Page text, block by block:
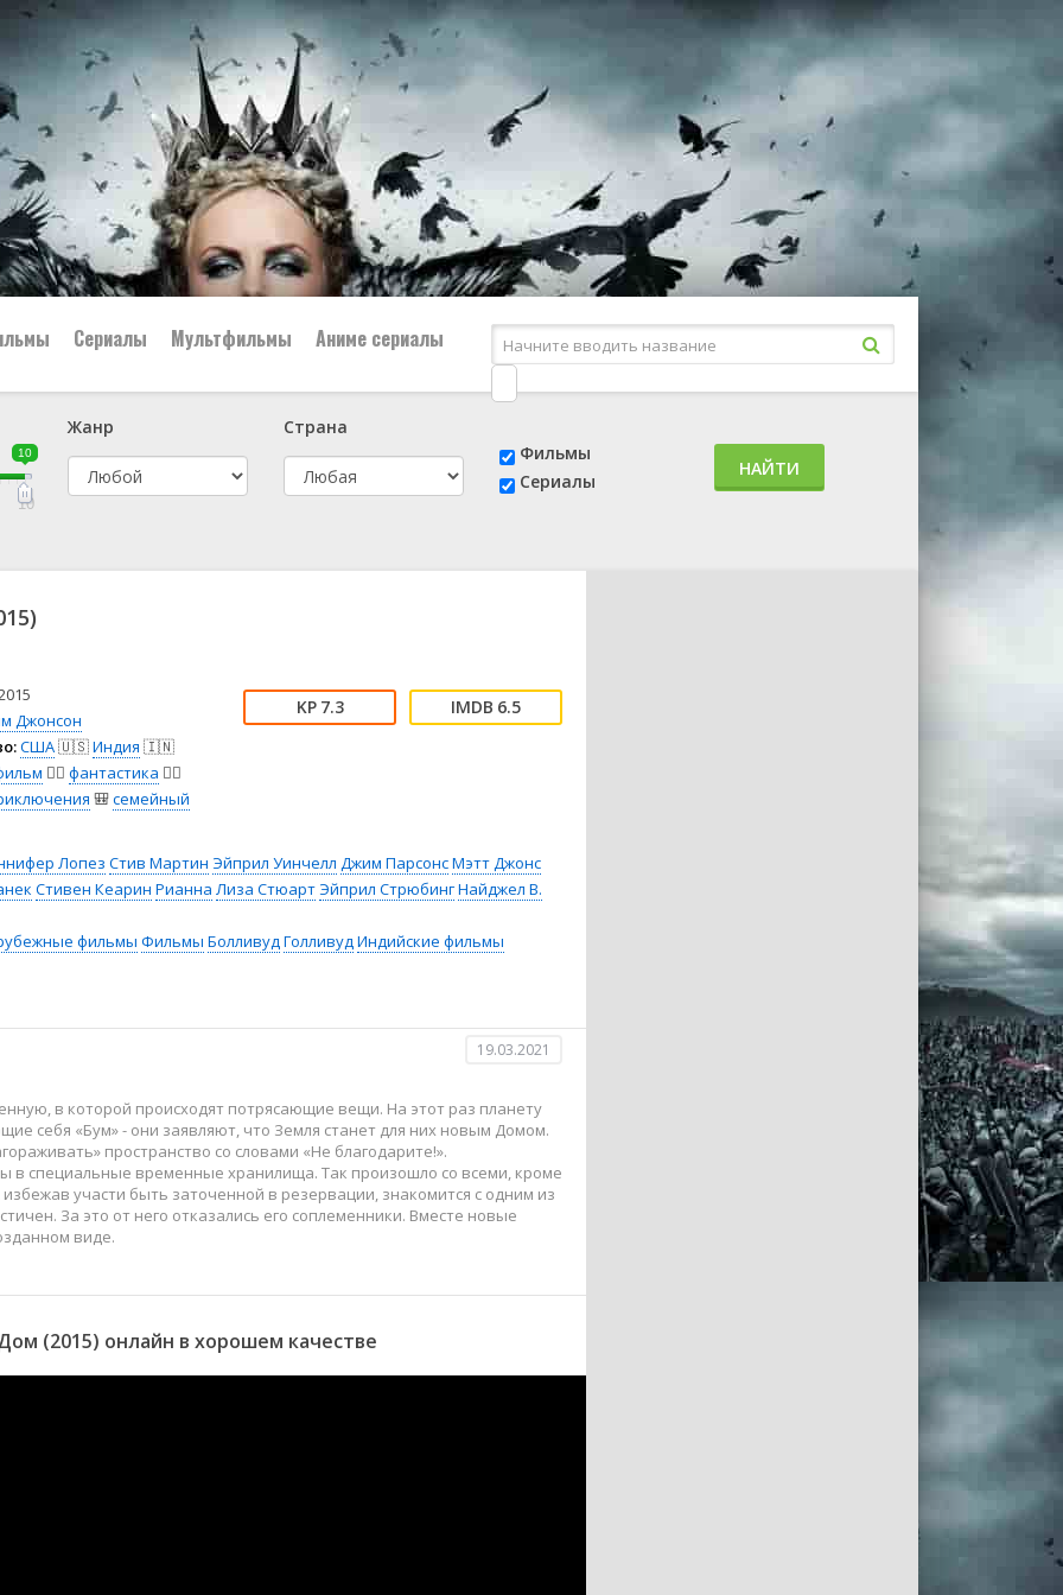
👨‍✈️ Военный
🕵️‍♂️ Детектив
тв
😱 Ужасы
🤠 Фильм-нуар
🧝‍♂️ Фэнтези
Сериалы Мультфильмы Аниме сериалы
10
10
Жанр
Страна
Фильмы
Сериалы
НАЙТИ
Джонсон
США🇺🇸Индия 🇮🇳
🧚‍♀️ фантастика 🧙‍♀️
🎒семейный
7.3 6.5
Лопез Стив Мартин Эйприл Уинчелл Джим ПарсонсМэтт Джонс
Стивен Кеарин Рианна Лиза СтюартЭйприл СтрюбингНайджел В.
фильмы Фильмы БолливудГолливудИндийские фильмы
19.03.2021
в которой происходят потрясающие вещи. На этот раз планету
себя «Бум» - они заявляют, что Земля станет для них новым Домом.
пространство со словами «Не благодарите!».
в специальные временные хранилища. Так произошло со всеми, кроме
участи быть заточенной в резервации, знакомится с одним из
За это от него отказались его соплеменники. Вместе новые
виде.
(2015) онлайн в хорошем качестве